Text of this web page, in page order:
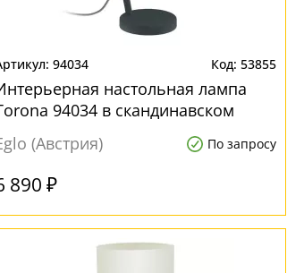
94034 53855
настольная лампа
94034 в скандинавском
стиле
(Австрия) По запросу
890 ₽